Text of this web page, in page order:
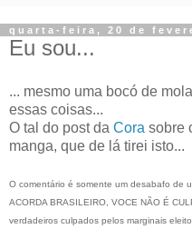
quarta-feira, 20 de
Eu sou...
... mesmo uma bocó de
essas coisas...
O tal do post da Cora sobre
manga, que de lá tirei isto...
O comentário é somente um desabafo de
ACORDA BRASILEIRO, VOCE NÃO É
verdadeiros culpados pelos marginais